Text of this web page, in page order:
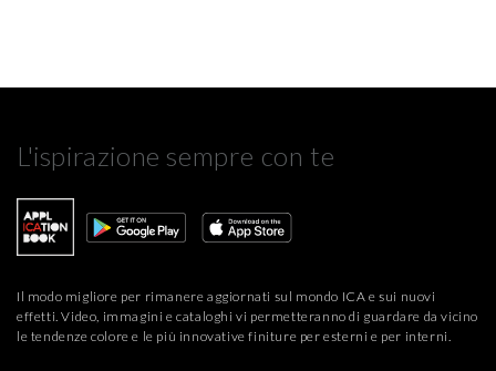
L'ispirazione sempre con te
Il modo migliore per rimanere aggiornati sul mondo ICA e sui nuovi
effetti. Video, immagini e cataloghi vi permetteranno di guardare da vicino
le tendenze colore e le più innovative finiture per esterni e per interni.